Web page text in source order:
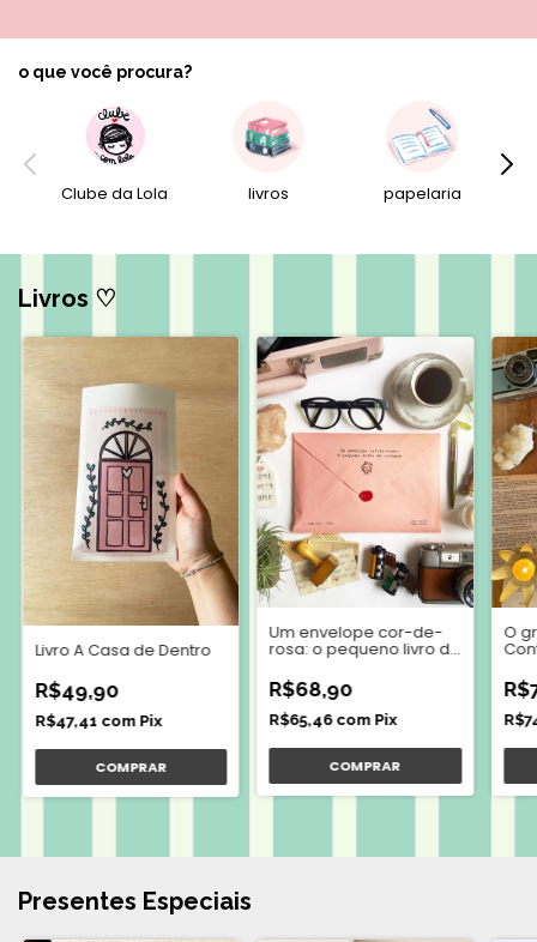
o que você procura?
Clube da Lola livros papelaria
Livros ♡
Livro A Casa de Dentro
R$49,90
R$47,41 com Pix
Um envelope cor-de-
rosa: o pequeno livro da
coragem
R$68,90
R$65,46 com Pix
O
Presentes Especiais